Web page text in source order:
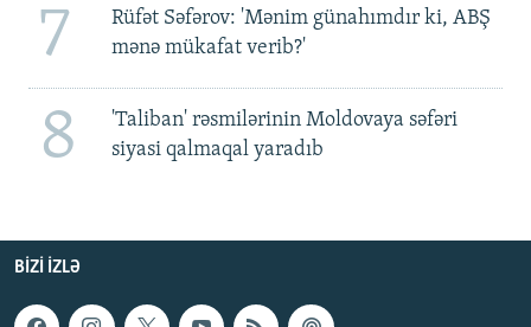
7
Rüfət Səfərov: 'Mənim günahımdır ki, ABŞ
mənə mükafat verib?'
8
'Taliban' rəsmilərinin Moldovaya səfəri
siyasi qalmaqal yaradıb
BIZI IZLƏ